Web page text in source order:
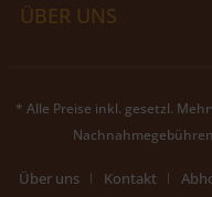
ÜBER UNS
* Alle Preise inkl. gesetzl.
Über uns Kontakt